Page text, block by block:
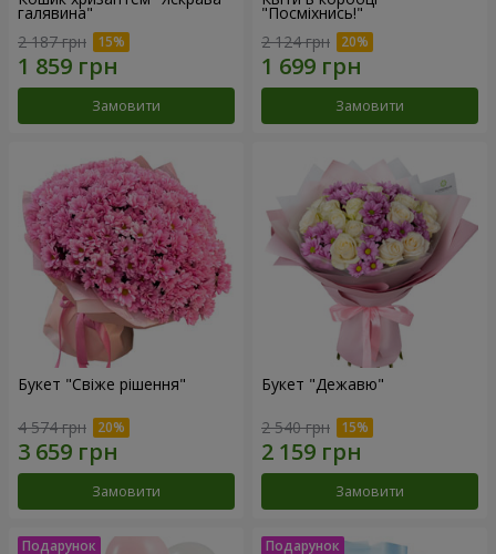
галявина"
2 187 грн
Замовити
"Посміхнись!"
2 124 грн
Замовити
Букет "Свіже рішення"
4 574 грн
Замовити
Букет "Дежавю"
2 540 грн
Замовити